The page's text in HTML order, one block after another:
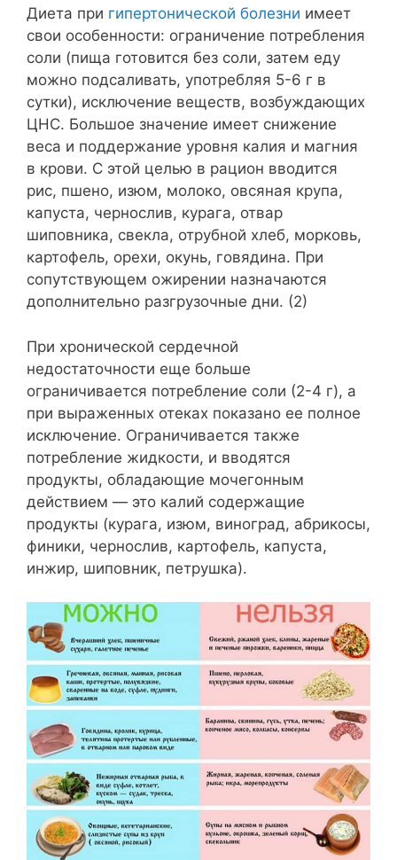
Диета при гипертонической болезни имеет
свои особенности: ограничение потребления
соли (пища готовится без соли, затем еду
можно подсаливать, употребляя 5-6 г в
сутки), исключение веществ, возбуждающих
ЦНС. Большое значение имеет снижение
веса и поддержание уровня калия и магния
в крови. С этой целью в рацион вводится
рис, пшено, изюм, молоко, овсяная крупа,
капуста, чернослив, курага, отвар
шиповника, свекла, отрубной хлеб, морковь,
картофель, орехи, окунь, говядина. При
сопутствующем ожирении назначаются
дополнительно разгрузочные дни. (2)
При хронической сердечной
недостаточности еще больше
ограничивается потребление соли (2-4 г), а
при выраженных отеках показано ее полное
исключение. Ограничивается также
потребление жидкости, и вводятся
продукты, обладающие мочегонным
действием — это калий содержащие
продукты (курага, изюм, виноград, абрикосы,
финики, чернослив, картофель, капуста,
инжир, шиповник, петрушка).